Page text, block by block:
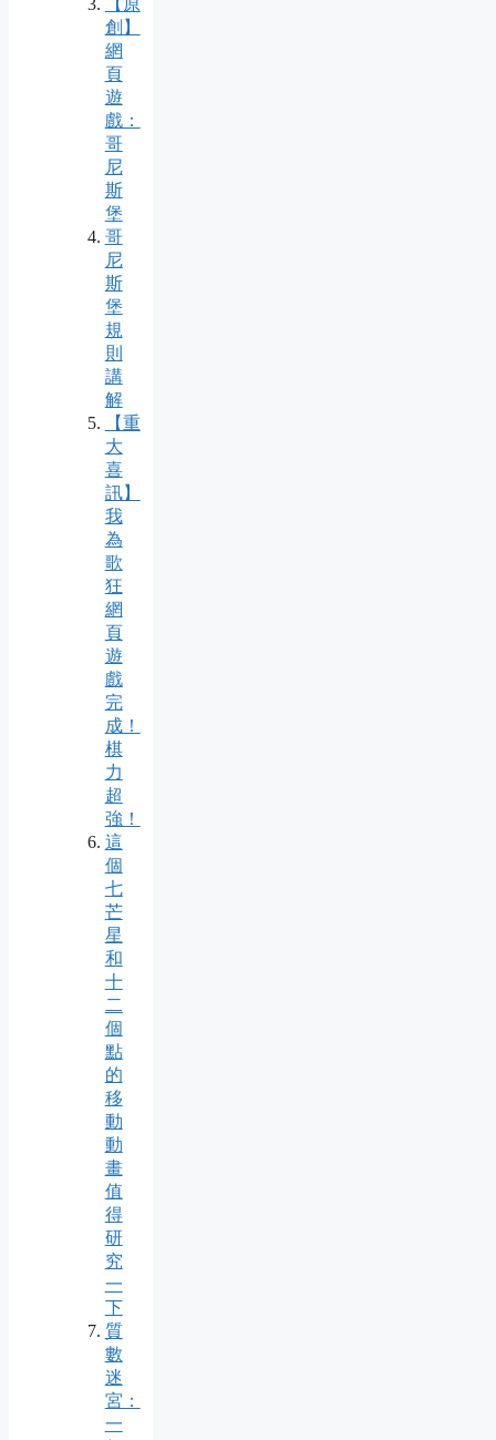
【原
創】
網
頁
遊
戲：
哥
尼
斯
堡
哥
尼
斯
堡
規
則
講
解
【重
大
喜
訊】
我
為
歌
狂
網
頁
遊
戲
完
成！
棋
力
超
強！
這
個
七
芒
星
和
十
二
個
點
的
移
動
動
畫
值
得
研
究
一
下
質
數
迷
宮：
一